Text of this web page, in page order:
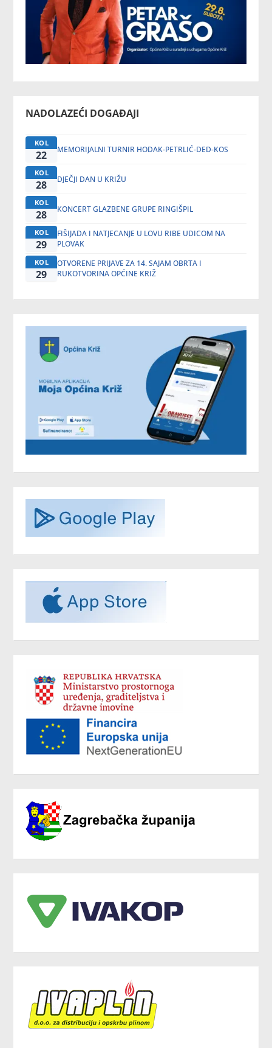
NADOLAZEĆI DOGAĐAJI
KOL
22 MEMORIJALNI TURNIR HODAK-PETRLIĆ-DED-KOS
KOL
28 DJEČJI DAN U KRIŽU
KOL
28 KONCERT GLAZBENE GRUPE RINGIŠPIL
KOL
29
FIŠIJADA I NATJECANJE U LOVU RIBE UDICOM NA
PLOVAK
KOL
29
OTVORENE PRIJAVE ZA 14. SAJAM OBRTA I
RUKOTVORINA OPĆINE KRIŽ